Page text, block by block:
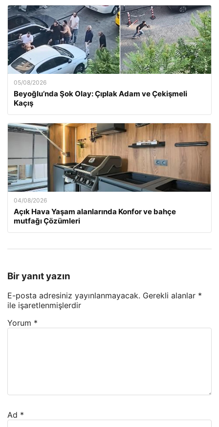
05/08/2026
Beyoğlu’nda Şok Olay: Çıplak Adam ve Çekişmeli
Kaçış
04/08/2026
Açık Hava Yaşam alanlarında Konfor ve bahçe
mutfağı Çözümleri
Bir yanıt yazın
E-posta adresiniz yayınlanmayacak. Gerekli alanlar *
ile işaretlenmişlerdir
Yorum *
Ad *